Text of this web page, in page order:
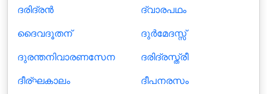
ദരിദ്രന്‍
ദൈവദൂതന്
ദുരന്തനിവാ‍രണസേന
ദീര്ഘകാലം
ദ്വാരപഥം
ദുർമേദസ്സ്
ദരിദ്രസ്ത്രീ
ദീപനരസം